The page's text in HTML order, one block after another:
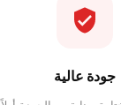
جودة عالية